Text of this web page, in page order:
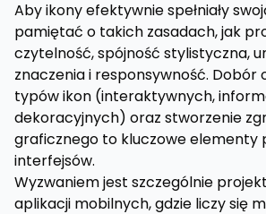
Aby ikony efektywnie spełniały
pamiętać o takich zasadach, jak
czytelność, spójność stylistyczna,
znaczenia i responsywność. Dobór
typów ikon (interaktywnych,
dekoracyjnych) oraz stworzenie
graficznego to kluczowe elementy
interfejsów.
Wyzwaniem jest szczególnie
aplikacji mobilnych, gdzie liczy się